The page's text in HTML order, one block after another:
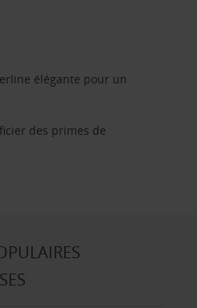
élégante pour un
des primes de